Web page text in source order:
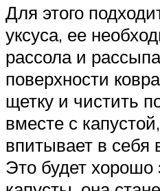
Для этого
уксуса, ее
рассола и
поверхности
щетку и чистить
вместе с
впитывает в себя
Это будет хорошо